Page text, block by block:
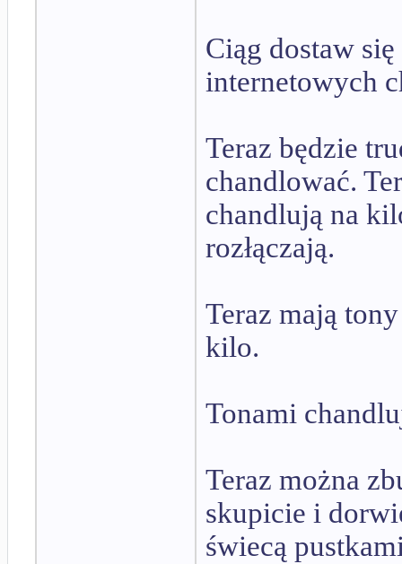
Ciąg dostaw
internetowych
Teraz będzie
chandlować.
chandlują na
rozłączają.
Teraz mają
kilo.
Tonami
Teraz można
skupicie i
świecą